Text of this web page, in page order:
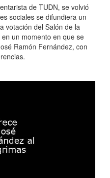
de TUDN, se volvió
sociales se difundiera un
votación del Salón de la
un momento en que se
Ramón Fernández, con